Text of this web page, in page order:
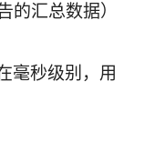
的汇总数据）
毫秒级别，用